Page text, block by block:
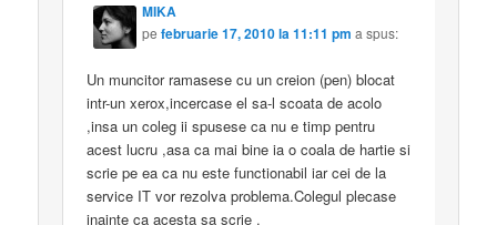
MIKA
pefebruarie 17, 2010 la 11:11 pm a spus:
Un muncitor ramasese cu un creion (pen) blocat
intr-un xerox,incercase el sa-l scoata de acolo
,insa un coleg ii spusese ca nu e timp pentru
acest lucru ,asa ca mai bine ia o coala de hartie si
scrie pe ea ca nu este functionabil iar cei de la
service IT vor rezolva problema.Colegul plecase
inainte ca acesta sa scrie .